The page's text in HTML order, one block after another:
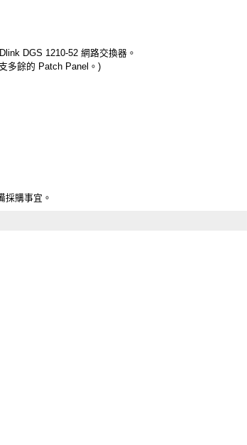
DGS 1210-52 網路交換器。
多餘的 Patch Panel。)
採購事宜。